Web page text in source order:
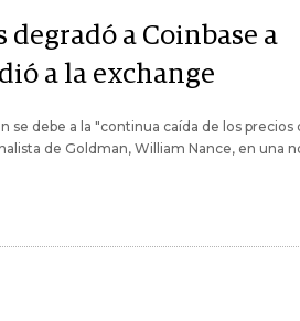
degradó a Coinbase a
a la exchange
se debe a la "continua caída de los precios
de Goldman, William Nance, en una